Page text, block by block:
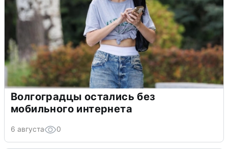
Волгоградцы остались без
мобильного интернета
6 августа 0